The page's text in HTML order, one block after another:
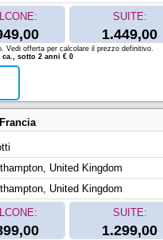
SUITE:
1.449,00
Vedi offerta per calcolare il prezzo definitivo.
sotto 2 anni € 0
United Kingdom
United Kingdom
SUITE:
1.299,00